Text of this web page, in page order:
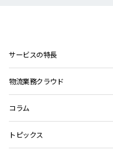
サービスの特長
物流業務クラウド
コラム
トピックス